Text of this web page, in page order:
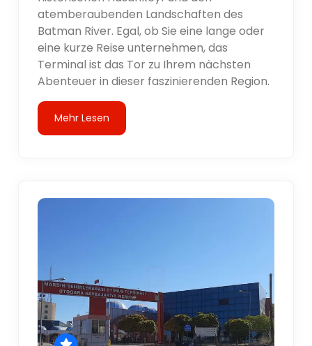
atemberaubenden Landschaften des
Batman River. Egal, ob Sie eine lange oder
eine kurze Reise unternehmen, das
Terminal ist das Tor zu Ihrem nächsten
Abenteuer in dieser faszinierenden Region.
Mehr Lesen